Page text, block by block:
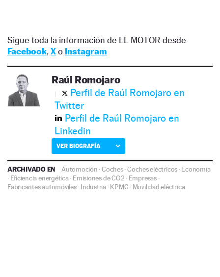
Sigue toda la información de EL MOTOR desde
Facebook, Xo Instagram
Raúl Romojaro
Perfil de Raúl Romojaro en
Twitter
Perfil de Raúl Romojaro en
Linkedin
VER BIOGRAFÍA
ARCHIVADO EN Automoción ·Coches·Coches eléctricos ·Economía
· Eficiencia energética· Emisiones de CO2 · Empresas·
Fabricantes automóviles· Industria·KPMG · Movilidad eléctrica